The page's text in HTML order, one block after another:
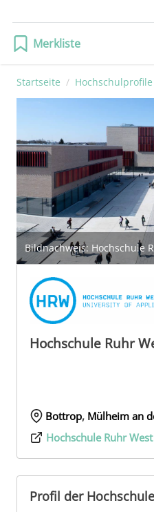
Merkliste
Startseite / Hochschulprofile
Bildnachweis: Hochschule
Hochschule Ruhr
Bottrop, Mülheim an
Hochschule Ruhr West
Profil der Hochschule